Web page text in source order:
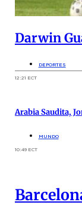
Darwin
DEPORTES
12:21 ECT
Arabia Saudita,
MUNDO
10:49 ECT